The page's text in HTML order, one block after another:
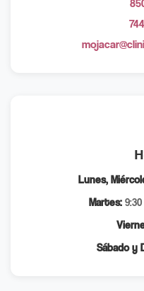
Lunes,
Martes: 9:30
Sábado y